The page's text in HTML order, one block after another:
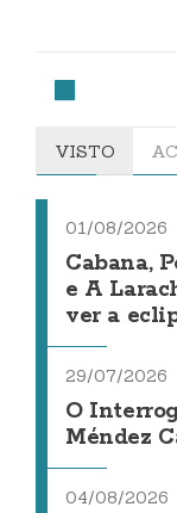
VISTO
01/08/2026
Cabana,
e A
ver a
29/07/2026
O
Méndez
04/08/2026